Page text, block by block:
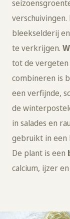
bleekselderij
te verkrijgen.
tot de
combineren is
een verfijnde,
de
in salades en
gebruikt in een
De plant is een
calcium, ijzer